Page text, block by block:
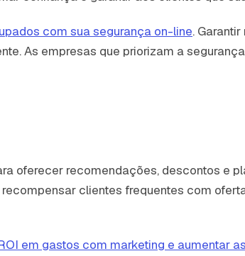
com sua segurança on-line.
As empresas que priorizam a
oferecer recomendações, descontos e
clientes frequentes com
em gastos com marketing e aumentar